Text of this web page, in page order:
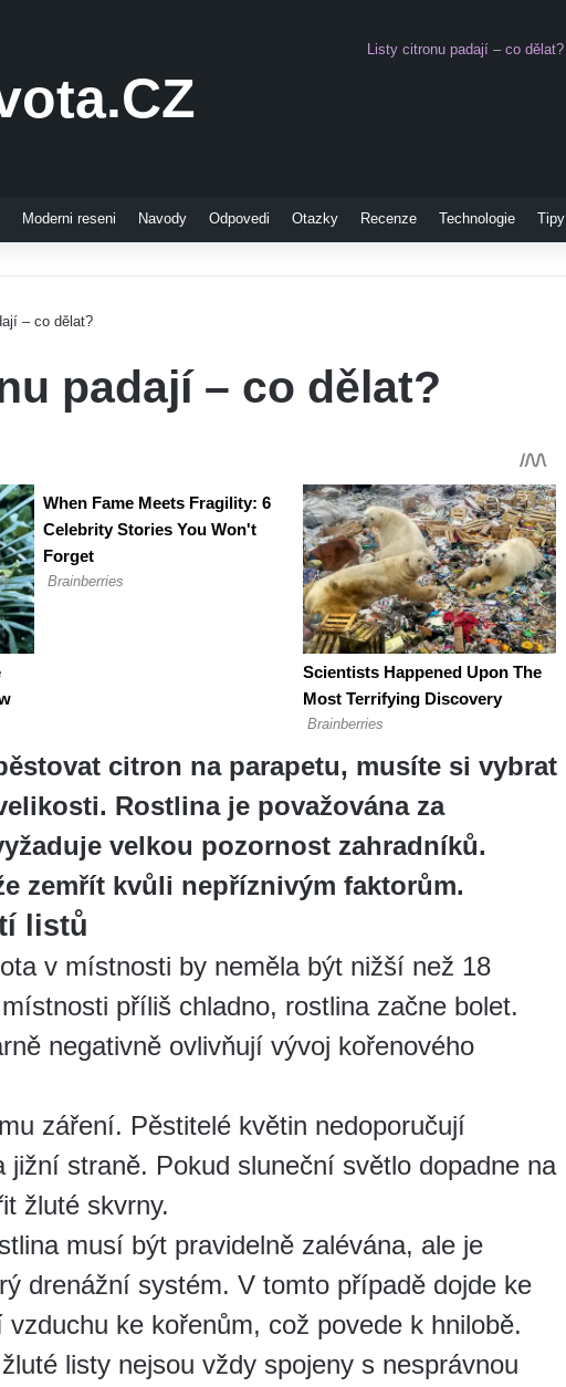
Listy citronu padají – co dělat?
Moderni reseni Navody Odpovedi Otazky Recenze Technologie Tipy
– co dělat?
padají – co dělat?
citron na parapetu, musíte si vybrat
Rostlina je považována za
velkou pozornost zahradníků.
zemřít kvůli nepříznivým faktorům.
listů
v místnosti by neměla být nižší než 18
příliš chladno, rostlina začne bolet.
negativně ovlivňují vývoj kořenového
záření. Pěstitelé květin nedoporučují
jižní straně. Pokud sluneční světlo dopadne na
žluté skvrny.
musí být pravidelně zalévána, ale je
drenážní systém. V tomto případě dojde ke
ke kořenům, což povede k hnilobě.
listy nejsou vždy spojeny s nesprávnou